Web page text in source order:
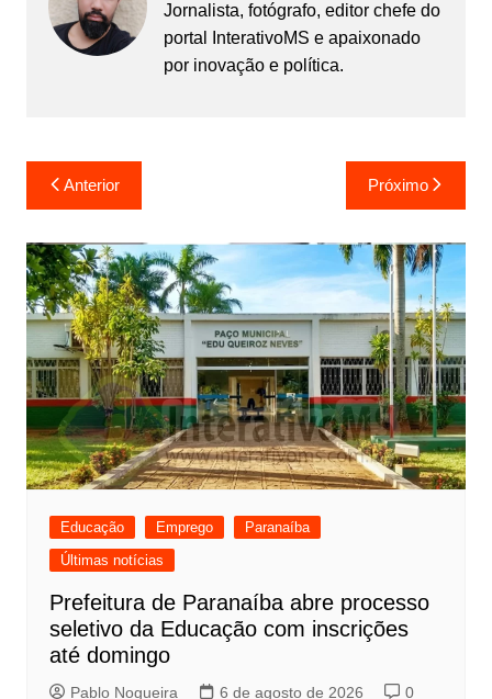
Jornalista, fotógrafo, editor chefe do
portal InterativoMS e apaixonado
por inovação e política.
Navegação
de
Post
Anterior Próximo
Educação Emprego
Paranaíba
Últimas notícias
Prefeitura de Paranaíba abre processo
seletivo da Educação com inscrições
até domingo
Pablo Nogueira 6 de agosto de 2026 0